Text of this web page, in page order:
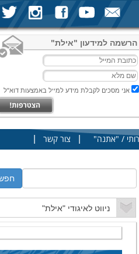
הרשמה למידעון "אילת"
אני מסכים לקבלת מידע למייל באמצעות דוא"ל
/ "אתנה" צור קשר